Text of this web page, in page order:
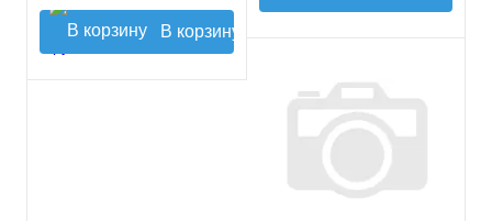
В корзину